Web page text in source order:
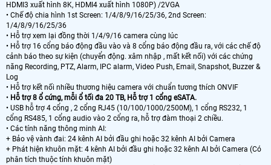
HDMI3 xuất hình 8K, HDMI4 xuất hình 1080P) /2VGA
• Chế độ chia hình 1st Screen: 1/4/8/9/16/25/36, 2nd Screen:
1/4/8/9/16/25/36
• Hỗ trợ xem lại đồng thời 1/4/9/16 camera cùng lúc
• Hỗ trợ 16 cổng báo động đầu vào và 8 cổng báo động đầu ra, với các chế độ
cảnh báo theo sự kiện (chuyển động. xâm nhập , mất kết nối) với các chứng
năng Recording, PTZ, Alarm, IPC alarm, Video Push, Email, Snapshot, Buzzer &
Log
• Hỗ trợ kết nối nhiều thương hiệu camera với chuẩn tương thích ONVIF
• Hỗ trợ 8 ổ cứng, mỗi ổ tối đa 20 TB, Hỗ trợ 1 cổng eSATA.
• USB hỗ trợ 4 cổng , 2 cổng RJ45 (10/100/1000/2500M), 1 cổng RS232, 1
cổng RS485, 1 cổng audio vào 2 cổng ra, hỗ trợ đàm thoại 2 chiều.
• Các tính năng thông minh AI:
+ Bảo vệ vành đai: 24 kênh AI bởi đầu ghi hoặc 32 kênh AI bởi Camera
+ Phát hiện khuôn mặt: 4 kênh AI bởi đầu ghi hoặc 32 kênh AI bởi Camera (Có
phân tích thuộc tính khuôn mặt)